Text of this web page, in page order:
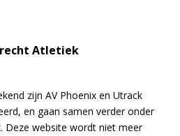
Atletiek
zijn AV Phoenix en Utrack
en gaan samen verder onder
Deze website wordt niet meer